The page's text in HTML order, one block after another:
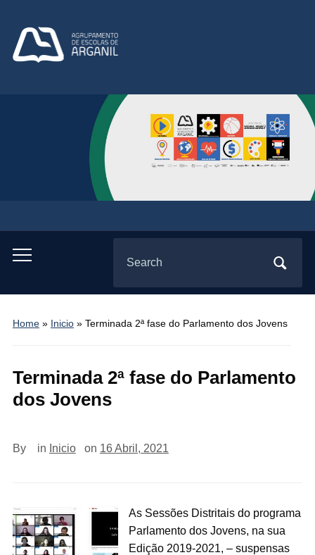
Toggle
menu
for:
Home» Inicio» Terminada 2ª fase do Parlamento dos Jovens
Terminada 2ª fase do Parlamento
dos Jovens
By in Inicio on 16 Abril, 2021
As Sessões Distritais do programa
Parlamento dos Jovens, na sua
Edição 2019-2021, – suspensas